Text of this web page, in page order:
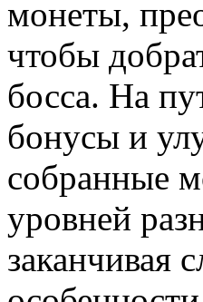
монеты,
чтобы
босса. На
бонусы и
собранные
уровней
заканчивая